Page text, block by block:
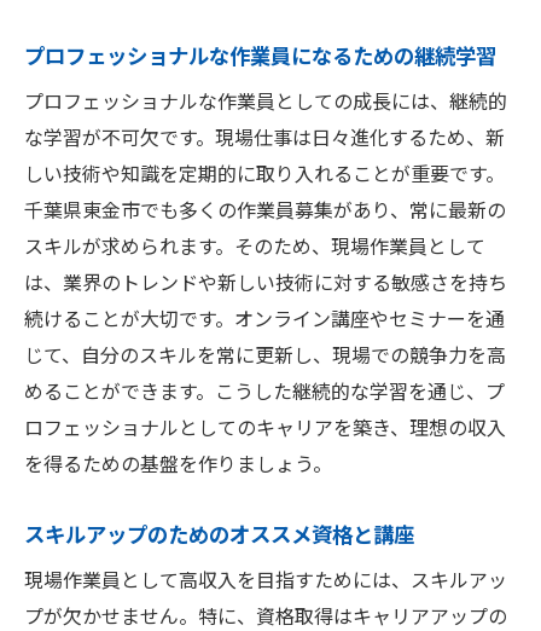
プロフェッショナルな作業員になるための継続学習
プロフェッショナルな作業員としての成長には、継続的
な学習が不可欠です。現場仕事は日々進化するため、新
しい技術や知識を定期的に取り入れることが重要です。
千葉県東金市でも多くの作業員募集があり、常に最新の
スキルが求められます。そのため、現場作業員として
は、業界のトレンドや新しい技術に対する敏感さを持ち
続けることが大切です。オンライン講座やセミナーを通
じて、自分のスキルを常に更新し、現場での競争力を高
めることができます。こうした継続的な学習を通じ、プ
ロフェッショナルとしてのキャリアを築き、理想の収入
を得るための基盤を作りましょう。
スキルアップのためのオススメ資格と講座
現場作業員として高収入を目指すためには、スキルアッ
プが欠かせません。特に、資格取得はキャリアアップの